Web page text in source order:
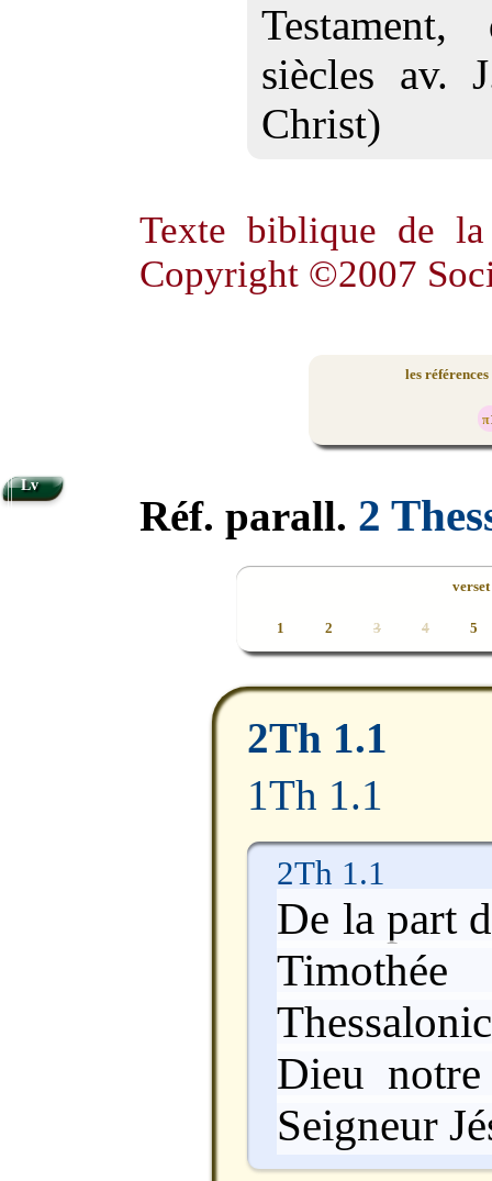
siècles av.
Christ)
Texte biblique de
Copyright ©2007
les
π
Réf. parall. 2
verset
1 2 3 4 5
2Th 1.1
1Th 1.1
2Th 1.1
De la part
Dieu
Seigneur
Lv